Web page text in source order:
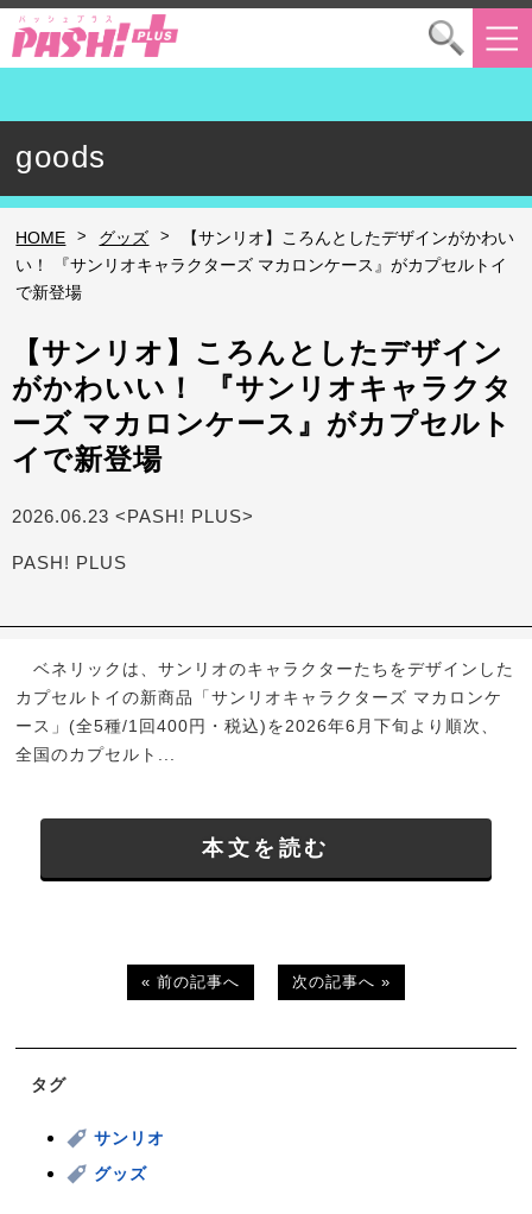
goods
HOME > グッズ >
【サンリオ】ころんとしたデザインがかわい
い！ 『サンリオキャラクターズ マカロンケース』がカプセルトイ
で新登場
【サンリオ】ころんとしたデザイン
がかわいい！ 『サンリオキャラクタ
ーズ マカロンケース』がカプセルト
イで新登場
2026.06.23 <PASH! PLUS>
PASH! PLUS
ベネリックは、サンリオのキャラクターたちをデザインした
カプセルトイの新商品「サンリオキャラクターズ マカロンケ
ース」(全5種/1回400円・税込)を2026年6月下旬より順次、
全国のカプセルト...
本文を読む
« 前の記事へ 次の記事へ »
タグ
サンリオ
グッズ